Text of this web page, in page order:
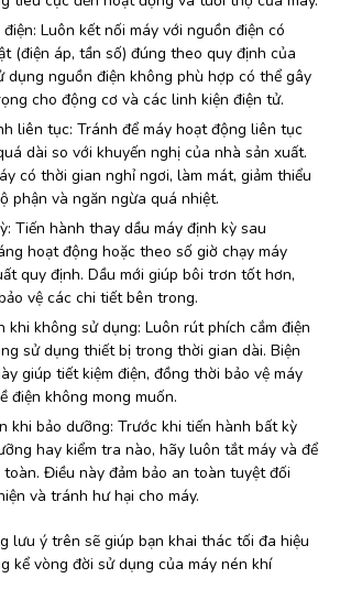
Luôn kết nối máy với nguồn điện có
(điện áp, tần số) đúng theo quy định của
dụng nguồn điện không phù hợp có thể gây
cho động cơ và các linh kiện điện tử.
liên tục: Tránh để máy hoạt động liên tục
dài so với khuyến nghị của nhà sản xuất.
có thời gian nghỉ ngơi, làm mát, giảm thiểu
phận và ngăn ngừa quá nhiệt.
Tiến hành thay dầu máy định kỳ sau
hoạt động hoặc theo số giờ chạy máy
quy định. Dầu mới giúp bôi trơn tốt hơn,
vệ các chi tiết bên trong.
khi không sử dụng: Luôn rút phích cắm điện
sử dụng thiết bị trong thời gian dài. Biện
giúp tiết kiệm điện, đồng thời bảo vệ máy
điện không mong muốn.
khi bảo dưỡng: Trước khi tiến hành bất kỳ
hay kiểm tra nào, hãy luôn tắt máy và để
Điều này đảm bảo an toàn tuyệt đối
và tránh hư hại cho máy.
lưu ý trên sẽ giúp bạn khai thác tối đa hiệu
kể vòng đời sử dụng của máy nén khí